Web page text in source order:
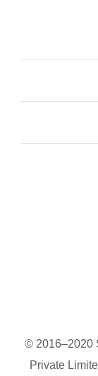
© 2016–2020
Private